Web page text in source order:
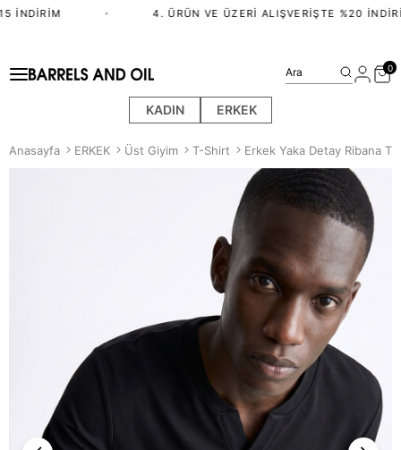
İNDIRIM 4. ÜRÜN VE ÜZERI ALIŞVERIŞTE %20
KADIN ERKEK
Ara 0
Anasayfa ERKEK Üst Giyim T-Shirt Erkek Yaka Detay Ribana